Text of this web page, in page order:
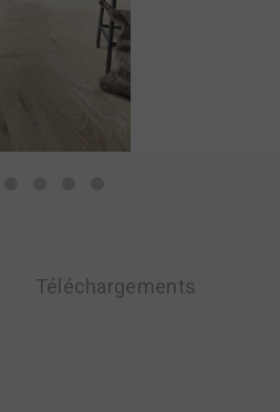
Téléchargements